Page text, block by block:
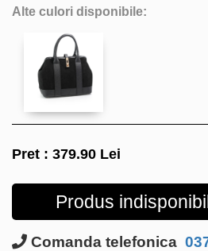
Alte culori disponibile:
Pret : 379.90 Lei
Produs
Comanda telefonica